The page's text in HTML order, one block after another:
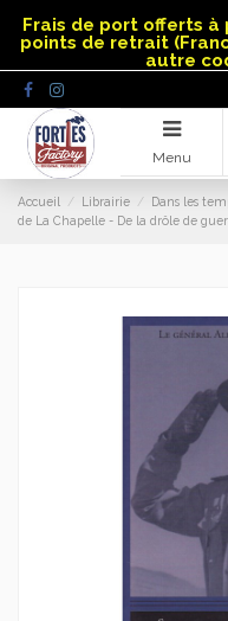
Frais de port offerts à
points de retrait
autre
Menu
Accueil Librairie
Dans les
de La Chapelle - De la drôle de